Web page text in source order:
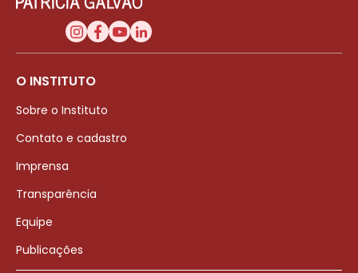
O INSTITUTO
Sobre o Instituto
Contato e cadastro
Imprensa
Transparência
Equipe
Publicações